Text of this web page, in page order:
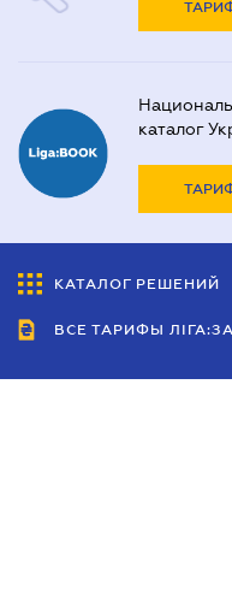
каталог
КАТАЛОГ РЕШЕНИЙ
ВСЕ ТАРИФЫ